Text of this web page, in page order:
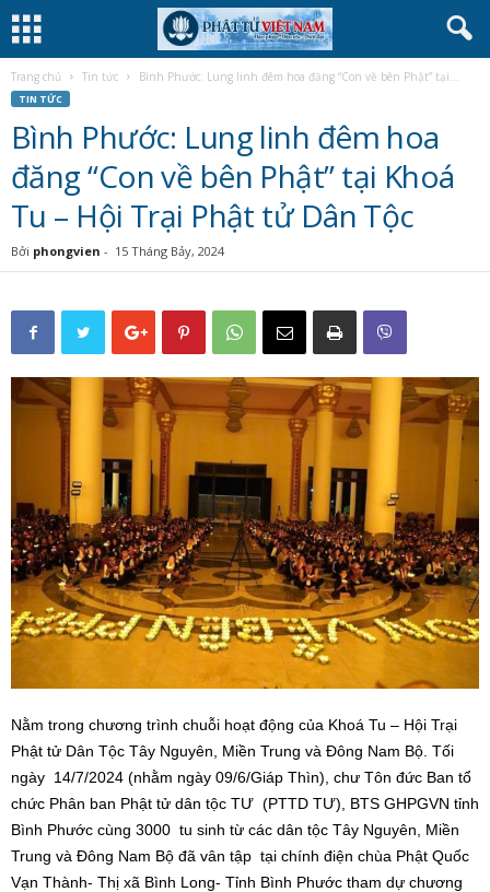
Trang chủ Tin tức Bình Phước: Lung linh đêm hoa đăng “Con về bên Phật” tại...
TIN TỨC
Bình Phước: Lung linh đêm hoa
đăng “Con về bên Phật” tại Khoá
Tu – Hội Trại Phật tử Dân Tộc
Bởi phongvien - 15 Tháng Bảy, 2024
Nằm trong chương trình chuỗi hoạt động của Khoá Tu – Hội Trại
Phật tử Dân Tộc Tây Nguyên, Miền Trung và Đông Nam Bộ. Tối
ngày 14/7/2024 (nhằm ngày 09/6/Giáp Thìn), chư Tôn đức Ban tổ
chức Phân ban Phật tử dân tộc TƯ (PTTD TƯ), BTS GHPGVN tỉnh
Bình Phước cùng 3000 tu sinh từ các dân tộc Tây Nguyên, Miền
Trung và Đông Nam Bộ đã vân tập tại chính điện chùa Phật Quốc
Vạn Thành- Thị xã Bình Long- Tỉnh Bình Phước tham dự chương